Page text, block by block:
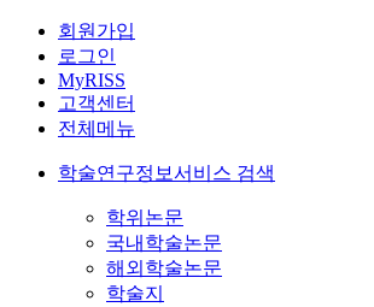
회원가입
로그인
MyRISS
고객센터
전체메뉴
학술연구정보서비스 검색
학위논문
국내학술논문
해외학술논문
학술지